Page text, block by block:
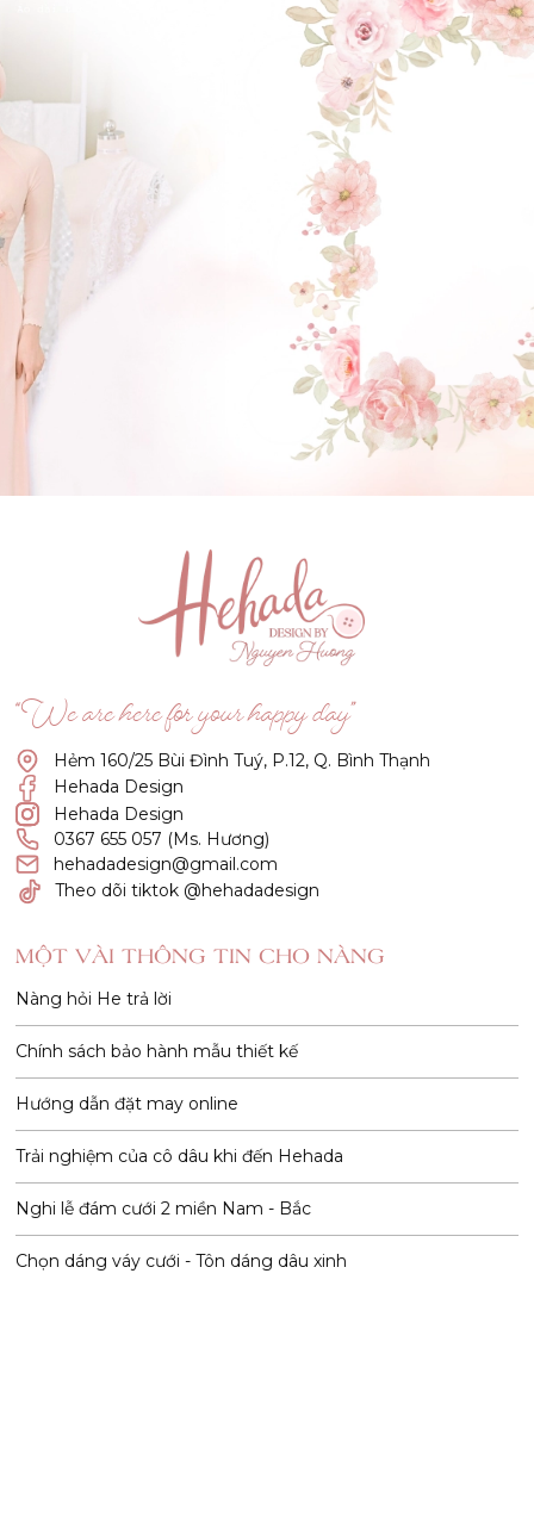
GẬT ĐẦU NHÉ NÀNG !
(Click vào đây để He và Nàng có 1 cuộc hẹn nà)
“We are here for your happy day”
Hẻm 160/25 Bùi Đình Tuý, P.12, Q. Bình Thạnh
Hehada Design
Hehada Design
0367 655 057 (Ms. Hương)
hehadadesign@gmail.com
Theo dõi tiktok @hehadadesign
MỘT VÀI THÔNG TIN CHO NÀNG
Nàng hỏi He trả lời
Chính sách bảo hành mẫu thiết kế
Hướng dẫn đặt may online
Trải nghiệm của cô dâu khi đến Hehada
Nghi lễ đám cưới 2 miền Nam - Bắc
Chọn dáng váy cưới - Tôn dáng dâu xinh